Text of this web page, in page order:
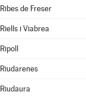
Ribes de Freser
Riells i Viabrea
Ripoll
Riudarenes
Riudaura